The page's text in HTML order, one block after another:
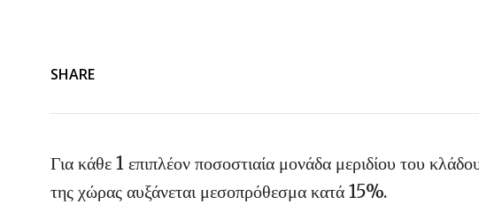
SHARE
Για κάθε 1 επιπλέον ποσοστιαία μονάδα μεριδίου του
της χώρας αυξάνεται μεσοπρόθεσμα κατά 15%.